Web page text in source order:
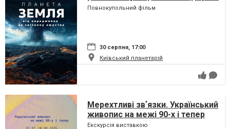
сузір'ями (класична програма)
Повнокупольний фільм
30 серпня, 17:00
Київський планетарій
Мерехтливі звʼязки. Український
живопис на межі 90-х і тепер
Екскурсія виставкою